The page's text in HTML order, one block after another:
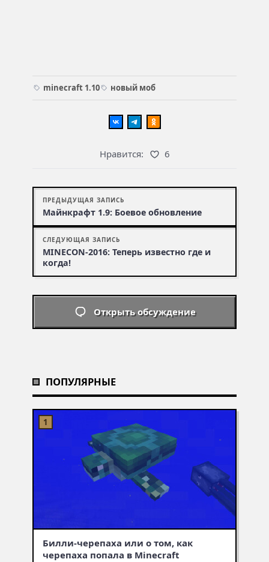
minecraft 1.10 новый моб
Нравится: 6
ПРЕДЫДУЩАЯ ЗАПИСЬ
Майнкрафт 1.9: Боевое обновление
СЛЕДУЮЩАЯ ЗАПИСЬ
MINECON-2016: Теперь известно где и
когда!
Открыть обсуждение
ПОПУЛЯРНЫЕ
Билли-черепаха или о том, как
черепаха попала в Minecraft